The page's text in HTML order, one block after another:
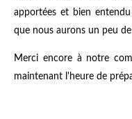
apportées et bien
que nous aurons un peu
Merci encore à notre
maintenant l'heure de